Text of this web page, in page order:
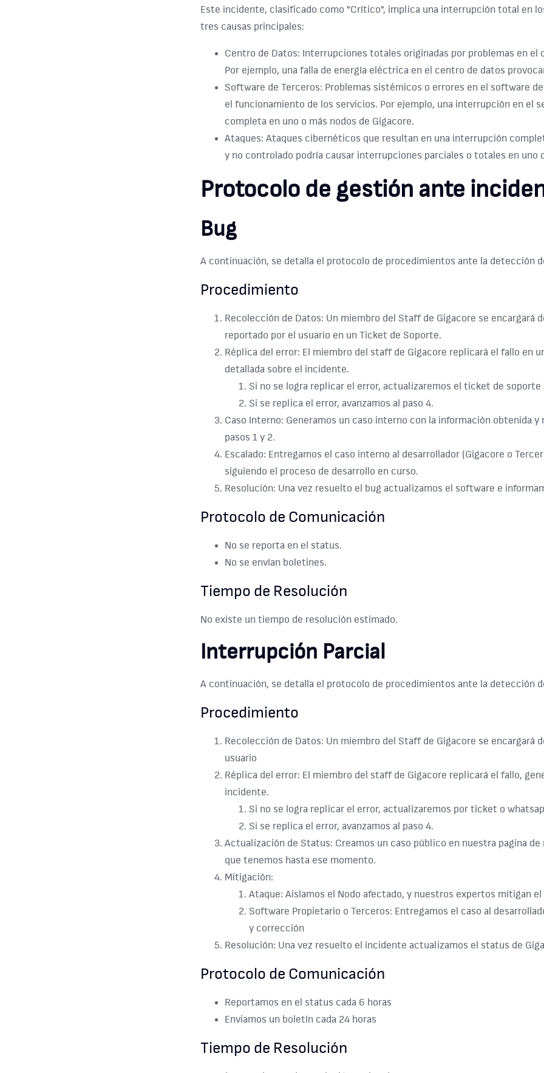
Este incidente, clasificado como "Crítico", implica una interrupción total en
tres causas principales:
Centro de Datos: Interrupciones totales originadas por problemas en
Por ejemplo, una falla de energía eléctrica en el centro de datos
Software de Terceros: Problemas sistémicos o errores en el software
el funcionamiento de los servicios. Por ejemplo, una interrupción en el
completa en uno o más nodos de Gigacore.
Ataques: Ataques cibernéticos que resultan en una interrupción
y no controlado podría causar interrupciones parciales o totales en uno
Protocolo de gestión ante
Bug
A continuación, se detalla el protocolo de procedimientos ante la detección
Procedimiento
Recolección de Datos: Un miembro del Staff de Gigacore se encargará
reportado por el usuario en un Ticket de Soporte.
Réplica del error: El miembro del staff de Gigacore replicará el fallo en
detallada sobre el incidente.
Si no se logra replicar el error, actualizaremos el ticket de
Si se replica el error, avanzamos al paso 4.
Caso Interno: Generamos un caso interno con la información obtenida
pasos 1 y 2.
Escalado: Entregamos el caso interno al desarrollador (Gigacore o
siguiendo el proceso de desarrollo en curso.
Resolución: Una vez resuelto el bug actualizamos el software e
Protocolo de Comunicación
No se reporta en el status.
No se envían boletines.
Tiempo de Resolución
No existe un tiempo de resolución estimado.
Interrupción Parcial
A continuación, se detalla el protocolo de procedimientos ante la detección
Procedimiento
Recolección de Datos: Un miembro del Staff de Gigacore se encargará
usuario
Réplica del error: El miembro del staff de Gigacore replicará el fallo,
incidente.
Si no se logra replicar el error, actualizaremos por ticket o
Si se replica el error, avanzamos al paso 4.
Actualización de Status: Creamos un caso público en nuestra pagina
que tenemos hasta ese momento.
Mitigación:
Ataque: Aislamos el Nodo afectado, y nuestros expertos mitigan el
Software Propietario o Terceros: Entregamos el caso al
y corrección
Resolución: Una vez resuelto el incidente actualizamos el status de
Protocolo de Comunicación
Reportamos en el status cada 6 horas
Enviamos un boletín cada 24 horas
Tiempo de Resolución